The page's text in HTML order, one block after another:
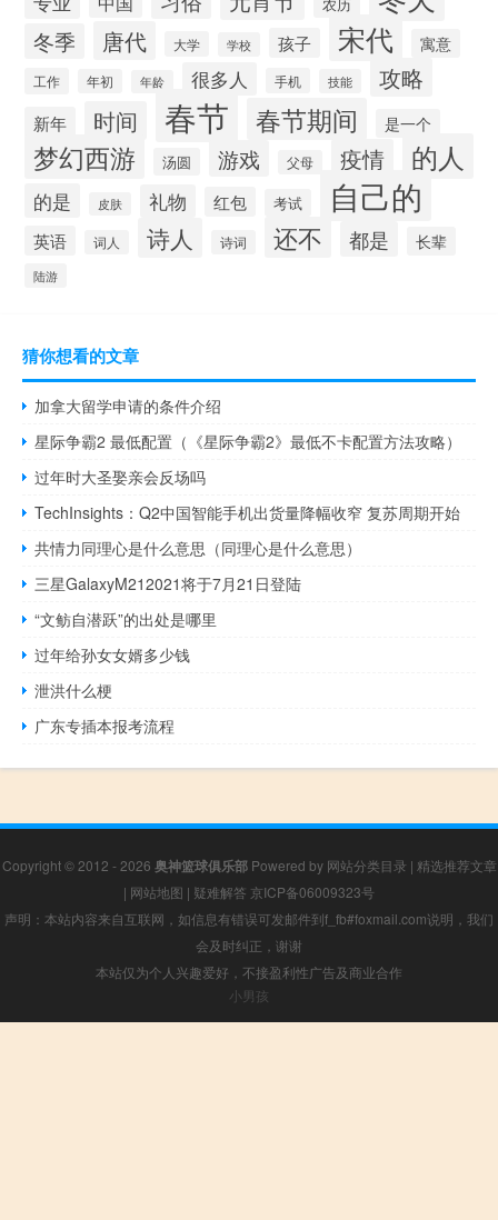
农历
冬季 唐代 大学 学校 孩子 宋代 寓意
工作 年初 年龄 很多人 手机 技能 攻略
新年 时间 春节 春节期间 是一个
梦幻西游 汤圆 游戏 父母 疫情 的人
的是 皮肤 礼物 红包 考试 自己的
英语 词人 诗人 诗词 还不 都是 长辈
陆游
猜你想看的文章
加拿大留学申请的条件介绍
星际争霸2 最低配置（《星际争霸2》最低不卡配置方法攻略）
过年时大圣娶亲会反场吗
TechInsights：Q2中国智能手机出货量降幅收窄 复苏周期开始
共情力同理心是什么意思（同理心是什么意思）
三星GalaxyM212021将于7月21日登陆
“文鲂自潜跃”的出处是哪里
过年给孙女女婿多少钱
泄洪什么梗
广东专插本报考流程
Copyright © 2012 - 2026 奥神篮球俱乐部Powered by 网站分类目录 | 精选推荐文章
| 网站地图 | 疑难解答 京ICP备06009323号
声明：本站内容来自互联网，如信息有错误可发邮件到f_fb#foxmail.com说明，我们
会及时纠正，谢谢
本站仅为个人兴趣爱好，不接盈利性广告及商业合作
小男孩